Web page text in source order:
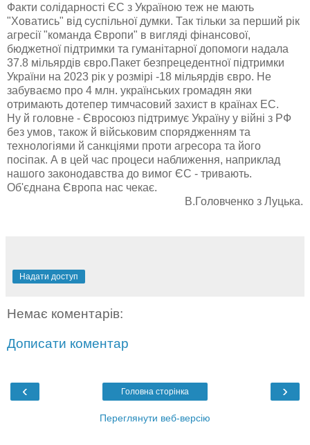
Факти солідарності ЄС з Україною теж не мають
"Ховатись" від суспільної думки. Так тільки за перший рік
агресії "команда Європи" в вигляді фінансової,
бюджетної підтримки та гуманітарної допомоги надала
37.8 мільярдів євро.Пакет безпрецедентної підтримки
України на 2023 рік у розмірі -18 мільярдів євро. Не
забуваємо про 4 млн. українських громадян яки
отримають дотепер тимчасовий захист в країнах ЕС.
Ну й головне - Євросоюз підтримує Україну у війні з РФ
без умов, також й військовим спорядженням та
технологіями й санкціями проти агресора та його
посіпак. А в цей час процеси наближення, наприклад
нашого законодавства до вимог ЄС - тривають.
Об'єднана Європа нас чекає.
В.Головченко з Луцька.
е
а
ц
Надати доступ
Немає коментарів:
Дописати коментар
‹ ›
Головна сторінка
Переглянути веб-версію